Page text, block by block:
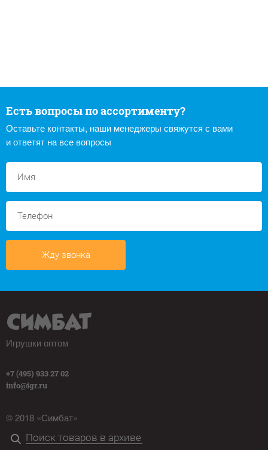
Есть вопросы по ассортименту?
Оставьте контакты, наши менеджеры свяжутся с вами
и ответят на все вопросы
Жду звонка
Игрушки оптом
+7 (495) 933 27 02
info@igr.ru
© 2018 «Симбат»